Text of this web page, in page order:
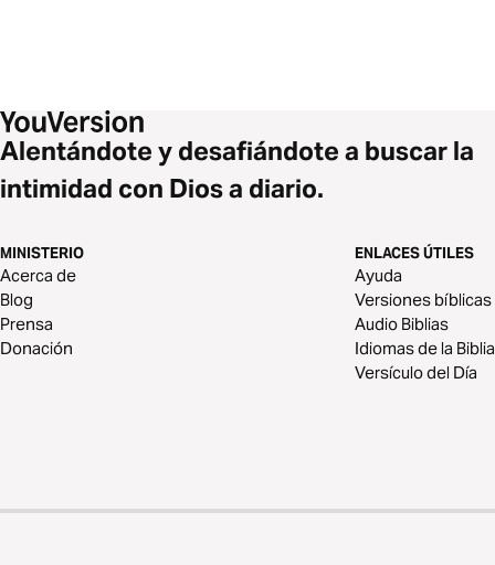
Alentándote y desafiándote a buscar la
intimidad con Dios a diario.
MINISTERIO
Acerca de
Blog
Prensa
Donación
ENLACES ÚTILES
Ayuda
Versiones bíblicas
Audio Biblias
Idiomas de la Biblia
Versículo del Día